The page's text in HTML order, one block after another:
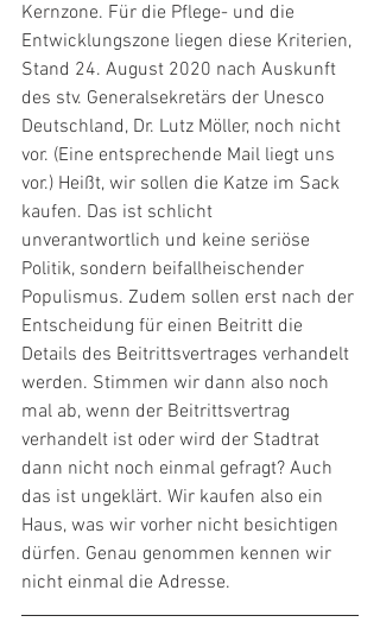
Kernzone. Für die Pflege- und die
Entwicklungszone liegen diese Kriterien,
Stand 24. August 2020 nach Auskunft
des stv. Generalsekretärs der Unesco
Deutschland, Dr. Lutz Möller, noch nicht
vor. (Eine entsprechende Mail liegt uns
vor.) Heißt, wir sollen die Katze im Sack
kaufen. Das ist schlicht
unverantwortlich und keine seriöse
Politik, sondern beifallheischender
Populismus. Zudem sollen erst nach der
Entscheidung für einen Beitritt die
Details des Beitrittsvertrages verhandelt
werden. Stimmen wir dann also noch
mal ab, wenn der Beitrittsvertrag
verhandelt ist oder wird der Stadtrat
dann nicht noch einmal gefragt? Auch
das ist ungeklärt. Wir kaufen also ein
Haus, was wir vorher nicht besichtigen
dürfen. Genau genommen kennen wir
nicht einmal die Adresse.